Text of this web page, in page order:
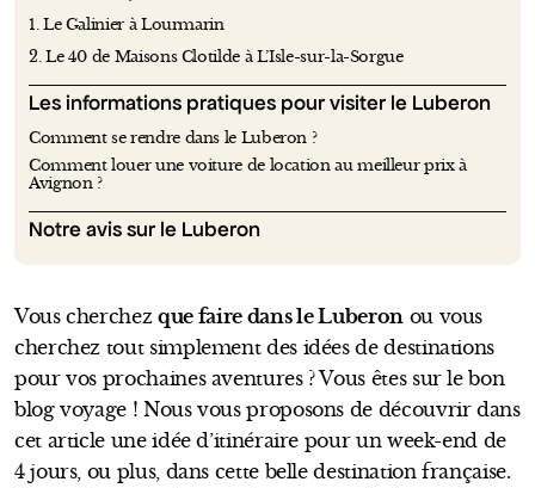
1. Le Galinier à Lourmarin
2. Le 40 de Maisons Clotilde à L’Isle-sur-la-Sorgue
Les informations pratiques pour visiter le Luberon
Comment se rendre dans le Luberon ?
Comment louer une voiture de location au meilleur prix à
Avignon ?
Notre avis sur le Luberon
Vous cherchez que faire dans le Luberonou vous
cherchez tout simplement des idées de destinations
pour vos prochaines aventures ? Vous êtes sur le bon
blog voyage ! Nous vous proposons de découvrir dans
cet article une idée d’itinéraire pour un week-end de
4 jours, ou plus, dans cette belle destination française.